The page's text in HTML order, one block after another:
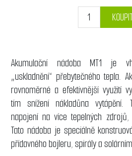
Akumulační nádoba MT1 je
„uskladnění“ přebytečného tepla.
rovnoměrné a efektivnější využití
tím snížení nákladůna vytápění.
napojení na více tepelných
Tato nádoba je speciálně
přídavného bojleru, spirály a